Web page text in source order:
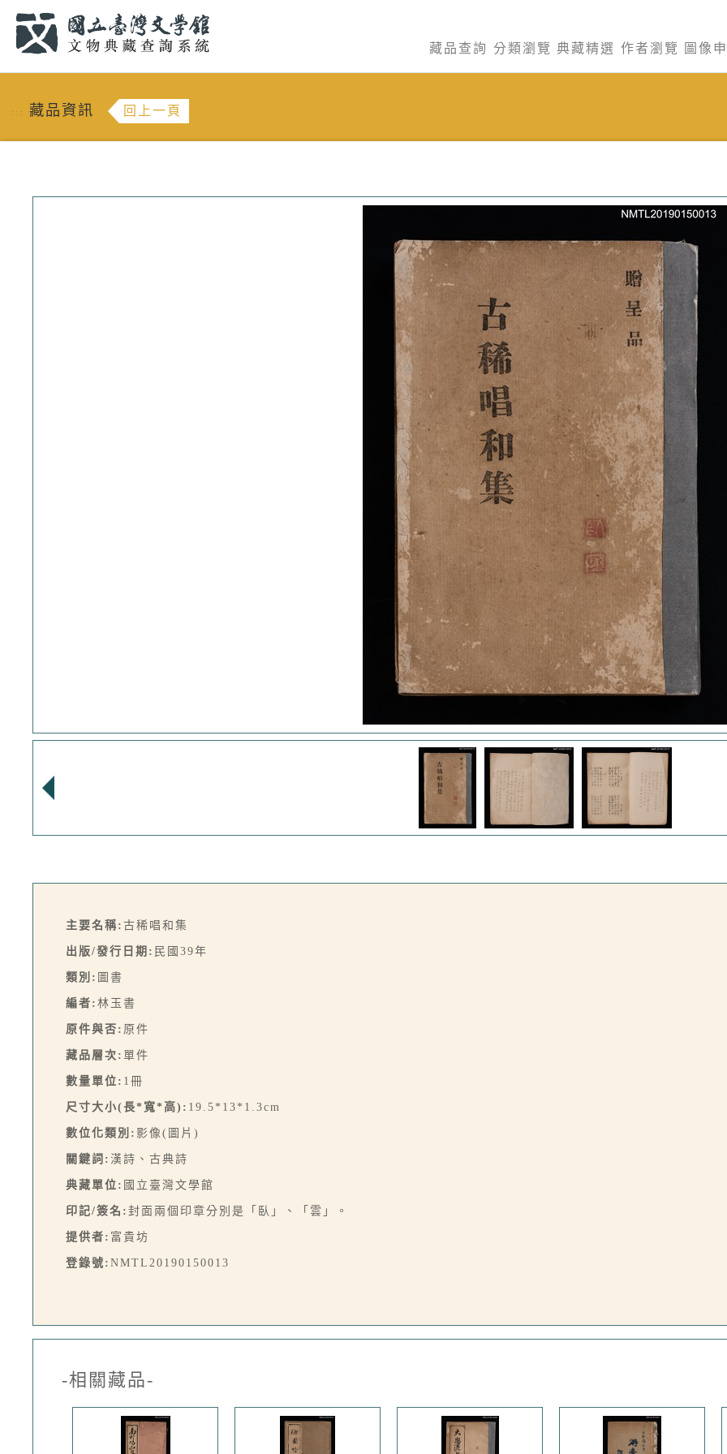
藏品查詢 分類瀏覽 典藏精選 作者瀏覽 圖像
::: 藏品資訊 回上一頁
主要名稱: 古稀唱和集
出版/發行日期: 民國39年
類別: 圖書
編者: 林玉書
原件與否: 原件
藏品層次: 單件
數量單位: 1冊
尺寸大小(長*寬*高): 19.5*13*1.3cm
數位化類別: 影像(圖片)
關鍵詞: 漢詩、古典詩
典藏單位: 國立臺灣文學館
印記/簽名: 封面兩個印章分別是「臥」、「雲」。
提供者: 富貴坊
登錄號: NMTL20190150013
-相關藏品-